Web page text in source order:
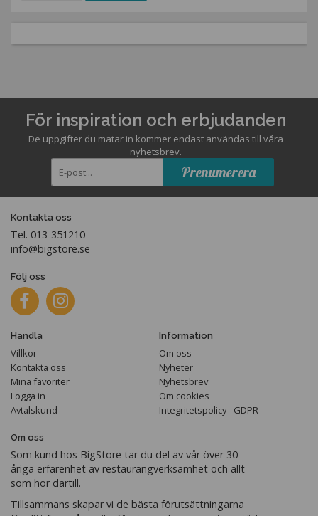
För inspiration och erbjudanden
De uppgifter du matar in kommer endast användas till våra
nyhetsbrev.
Prenumerera
Kontakta oss
Tel. 013-351210
info@bigstore.se
Följ oss
Handla
Villkor
Kontakta oss
Mina favoriter
Logga in
Avtalskund
Information
Om oss
Nyheter
Nyhetsbrev
Om cookies
Integritetspolicy - GDPR
Om oss
Som kund hos BigStore tar du del av vår över 30-
åriga erfarenhet av restaurangverksamhet och allt
som hör därtill.
Tillsammans skapar vi de bästa förutsättningarna